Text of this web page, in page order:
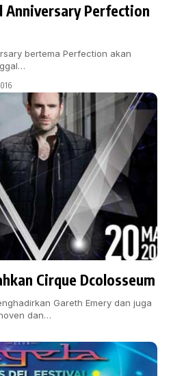
Anniversary Perfection
bertema Perfection akan
Cirque Dcolosseum
Gareth Emery dan juga
dan…